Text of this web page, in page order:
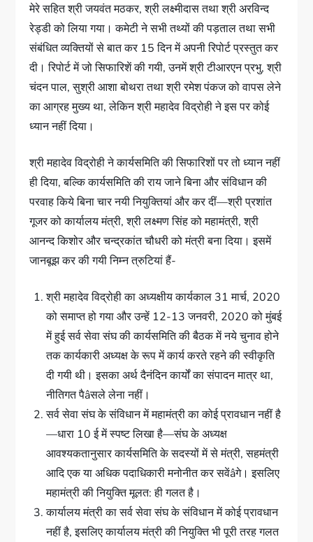
मेरे सहित श्री जयवंत मठकर, श्री लक्ष्मीदास तथा श्री अरविन्द
रेड्डी को लिया गया। कमेटी ने सभी तथ्यों की पड़ताल तथा सभी
संबंधित व्यक्तियों से बात कर 15 दिन में अपनी रिपोर्ट प्रस्तुत कर
दी। रिपोर्ट में जो सिफारिशें की गयी, उनमें श्री टीआरएन प्रभु, श्री
चंदन पाल, सुश्री आशा बोथरा तथा श्री रमेश पंकज को वापस लेने
का आग्रह मुख्य था, लेकिन श्री महादेव विद्रोही ने इस पर कोई
ध्यान नहीं दिया।
श्री महादेव विद्रोही ने कार्यसमिति की सिफारिशों पर तो ध्यान नहीं
ही दिया, बल्कि कार्यसमिति की राय जाने बिना और संविधान की
परवाह किये बिना चार नयी नियुक्तियां और कर दीं—श्री प्रशांत
गूजर को कार्यालय मंत्री, श्री लक्ष्मण सिंह को महामंत्री, श्री
आनन्द किशोर और चन्द्रकांत चौधरी को मंत्री बना दिया। इसमें
जानबूझ कर की गयी निम्न त्रुटियां हैं-
श्री महादेव विद्रोही का अध्यक्षीय कार्यकाल 31 मार्च, 2020
को समाप्त हो गया और उन्हें 12-13 जनवरी, 2020 को मुंबई
में हुई सर्व सेवा संघ की कार्यसमिति की बैठक में नये चुनाव होने
तक कार्यकारी अध्यक्ष के रूप में कार्य करते रहने की स्वीकृति
दी गयी थी। इसका अर्थ दैनंदिन कार्यों का संपादन मात्र था,
नीतिगत पैâसले लेना नहीं।
सर्व सेवा संघ के संविधान में महामंत्री का कोई प्रावधान नहीं है
—धारा 10 ई में स्पष्ट लिखा है—संघ के अध्यक्ष
आवश्यकतानुसार कार्यसमिति के सदस्यों में से मंत्री, सहमंत्री
आदि एक या अधिक पदाधिकारी मनोनीत कर सवेंâगे। इसलिए
महामंत्री की नियुक्ति मूलत: ही गलत है।
कार्यालय मंत्री का सर्व सेवा संघ के संविधान में कोई प्रावधान
नहीं है, इसलिए कार्यालय मंत्री की नियुक्ति भी पूरी तरह गलत